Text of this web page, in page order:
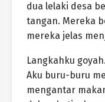
dua lelaki desa
tangan. Mereka
mereka jelas
Langkahku
Aku buru-buru
mengantar